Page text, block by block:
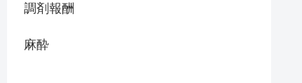
調剤報酬
麻酔